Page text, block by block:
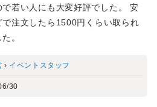
若い人にも大変好評でした。 安
注文したら1500円くらい取られ
。
› イベントスタッフ
30